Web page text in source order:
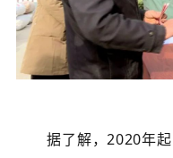
据了解，2020年